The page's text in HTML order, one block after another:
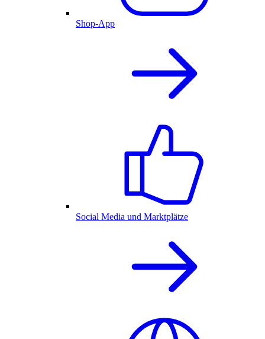
Shop-App
Social Media und Marktplätze